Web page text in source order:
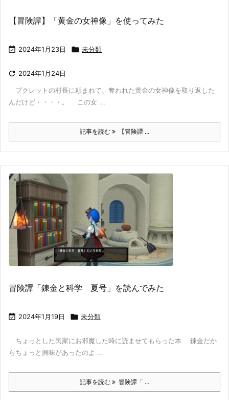
【冒険譚】「黄金の女神像」を使ってみた
 2024年1月23日  未分類
 2024年1月24日
プクレットの村長に頼まれて、奪われた黄金の女神像を取り返した
んだけど・・・・。 この女 ...
記事を読む 【冒険譚 ...
冒険譚「錬金と科学 夏号」を読んでみた
 2024年1月19日  未分類
ちょっとした民家にお邪魔した時に読ませてもらった本 錬金だか
らちょっと興味があったのよ ...
記事を読む 冒険譚「 ...